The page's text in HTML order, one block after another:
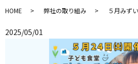
HOME 弊社の取り組み ５月みず
2025/05/01